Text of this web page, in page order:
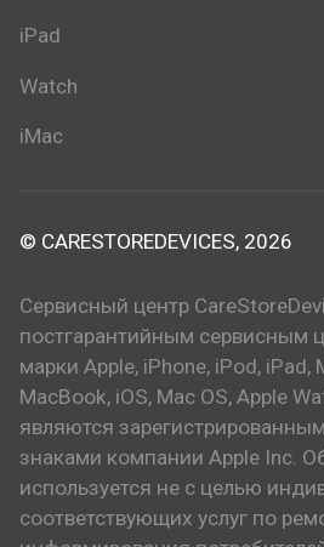
iPad
Watch
iMac
© CARESTOREDEVICES, 2026
Сервисный центр
постгарантийным сервисным
марки Apple, iPhone, iPod, iPad,
MacBook, iOS, Mac OS, Apple
являются
знаками компании Apple Inc.
используется не с целью
соответствующих услуг по